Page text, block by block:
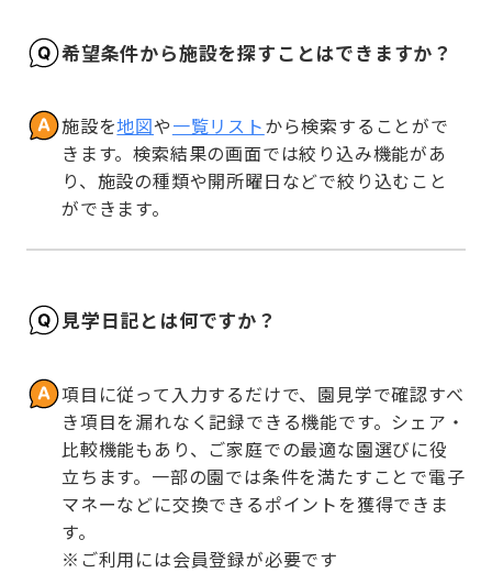
希望条件から施設を探すことはできますか？
施設を地図や一覧リストから検索することがで
きます。検索結果の画面では絞り込み機能があ
り、施設の種類や開所曜日などで絞り込むこと
ができます。
見学日記とは何ですか？
項目に従って入力するだけで、園見学で確認すべ
き項目を漏れなく記録できる機能です。シェア・
比較機能もあり、ご家庭での最適な園選びに役
立ちます。一部の園では条件を満たすことで電子
マネーなどに交換できるポイントを獲得できま
す。
※ご利用には会員登録が必要です